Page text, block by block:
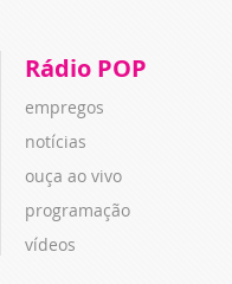
Rádio POP
empregos
notícias
ouça ao vivo
programação
vídeos